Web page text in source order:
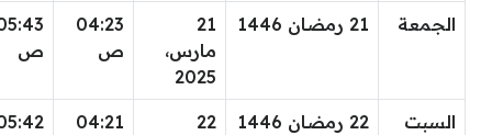
الجمعة 21 رمضان 1446
21
مارس،
2025
04:23
ص
ص
السبت 22 رمضان 1446
22
04:21